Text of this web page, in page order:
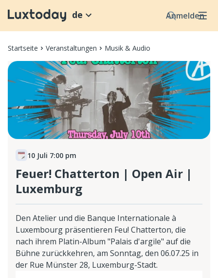
Anmelden
de
Startseite Veranstaltungen Musik & Audio
10 Juli 7:00 pm
Feuer! Chatterton | Open Air |
Luxemburg
Den Atelier und die Banque Internationale à
Luxembourg präsentieren Feu! Chatterton, die
nach ihrem Platin-Album "Palais d'argile" auf die
Bühne zurückkehren, am Sonntag, den 06.07.25 in
der Rue Münster 28, Luxemburg-Stadt.